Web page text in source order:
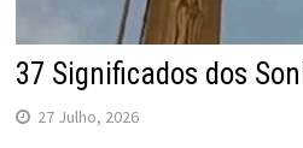
37 Significados dos
27 Julho, 2026